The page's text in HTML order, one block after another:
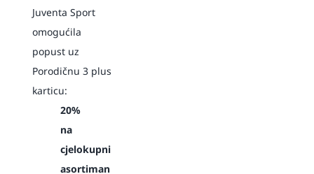
Juventa Sport
omogućila
popust uz
Porodičnu 3 plus
karticu:
20%
na
cjelokupni
asortiman